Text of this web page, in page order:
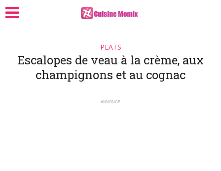
PLATS
Escalopes de veau à la crème, aux
champignons et au cognac
ANNONCE